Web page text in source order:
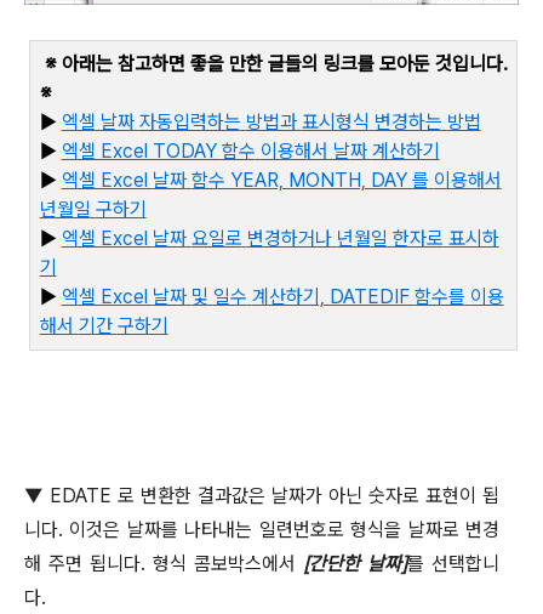
※ 아래는 참고하면 좋을 만한 글들의 링크를 모아둔 것입니다.
※
▶ 엑셀 날짜 자동입력하는 방법과 표시형식 변경하는 방법
▶ 엑셀 Excel TODAY 함수 이용해서 날짜 계산하기
▶ 엑셀 Excel 날짜 함수 YEAR, MONTH, DAY 를 이용해서
년월일 구하기
▶ 엑셀 Excel 날짜 요일로 변경하거나 년월일 한자로 표시하
기
▶ 엑셀 Excel 날짜 및 일수 계산하기, DATEDIF 함수를 이용
해서 기간 구하기
▼ EDATE로 변환한 결과값은 날짜가 아닌 숫자로 표현이 됩
니다. 이것은 날짜를 나타내는 일련번호로 형식을 날짜로 변경
해 주면 됩니다.형식 콤보박스에서 [간단한 날짜]를 선택합니
다.